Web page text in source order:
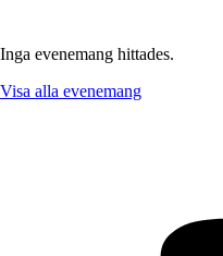
Inga evenemang hittades.
Visa alla evenemang